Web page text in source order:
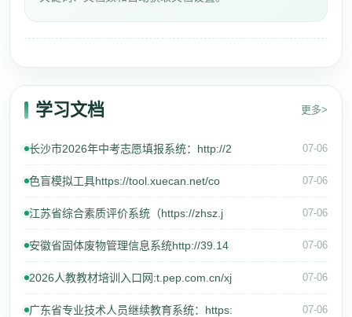
学习文档 更多>
长沙市2026年中考志愿填报系统：http://2 07-06
色盲模拟工具https://tool.xuecan.net/co 07-06
江苏省综合素质评价系统（https://zhsz.j 07-06
安徽省固体废物管理信息系统http://39.14 07-06
2026人教教材培训入口网:t.pep.com.cn/xj 07-06
广东省专业技术人员继续教育系统：https: 07-06